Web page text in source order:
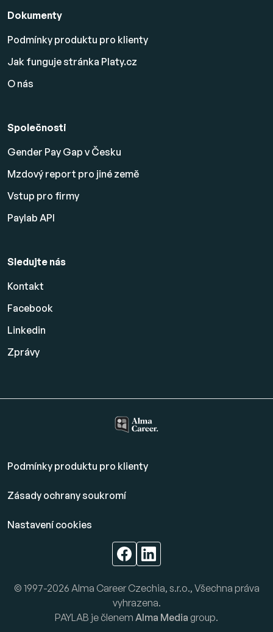
Dokumenty
Podmínky produktu pro klienty
Jak funguje stránka Platy.cz
O nás
Společnosti
Gender Pay Gap v Česku
Mzdový report pro jiné země
Vstup pro firmy
Paylab API
Sledujte nás
Kontakt
Facebook
Linkedin
Zprávy
Podmínky produktu pro klienty
Zásady ochrany soukromí
Nastavení cookies
© 1997-2026 Alma Career Czechia, s.r.o., Všechna práva
vyhrazena.
PAYLAB je členem Alma Media group.